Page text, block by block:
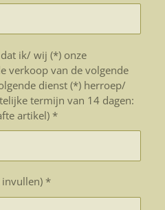
ik/ wij (*) onze
verkoop van de volgende
dienst (*) herroep/
termijn van 14 dagen:
artikel) *
invullen) *